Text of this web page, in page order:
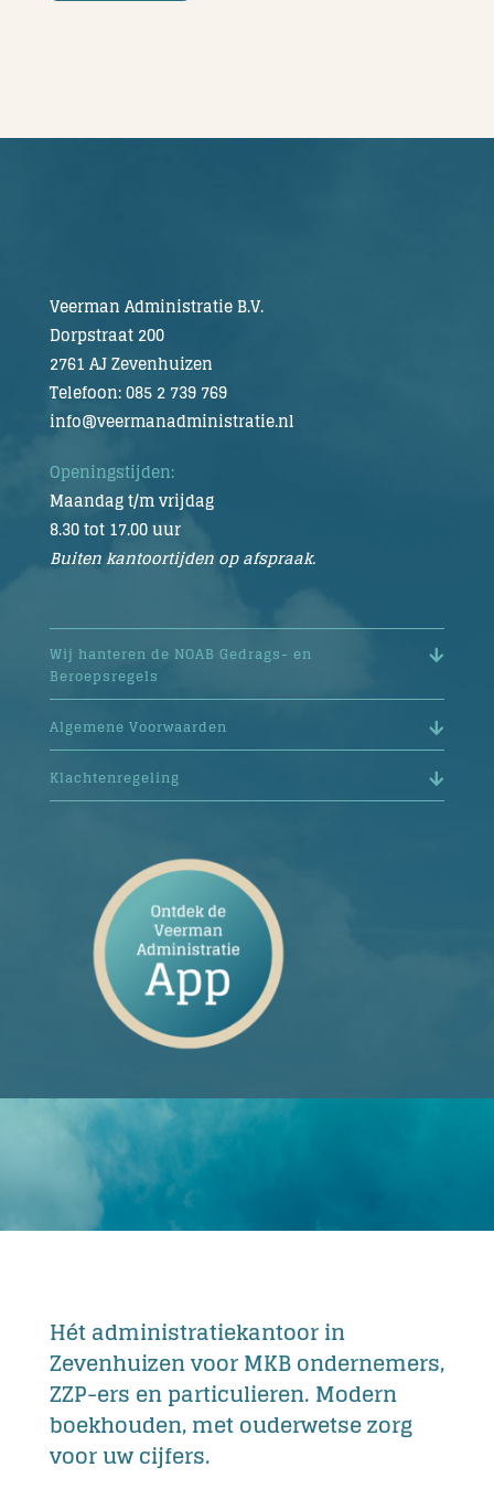
Veerman Administratie B.V.
Dorpstraat 200
2761 AJ Zevenhuizen
Telefoon: 085 2 739 769
info@veermanadministratie.nl
Openingstijden:
Maandag t/m vrijdag
8.30 tot 17.00 uur
Buiten kantoortijden op afspraak.
Wij hanteren de NOAB Gedrags- en
Beroepsregels
Algemene Voorwaarden
Klachtenregeling
Hét administratiekantoor in
Zevenhuizen voor MKB ondernemers,
ZZP-ers en particulieren. Modern
boekhouden, met ouderwetse zorg
voor uw cijfers.